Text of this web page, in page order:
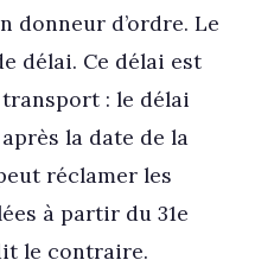
donneur d’ordre. Le
délai. Ce délai est
: le délai
la date de la
réclamer les
à partir du 31e
le contraire.